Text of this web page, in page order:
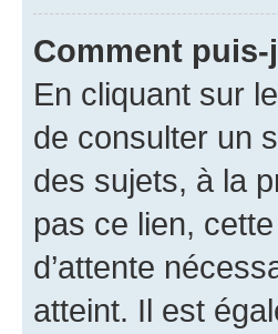
Comment
En cliquant sur
de consulter un
des sujets, à la
pas ce lien,
d’attente
atteint. Il est